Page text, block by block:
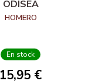
ODISEA
HOMERO
En stock
15,95 €